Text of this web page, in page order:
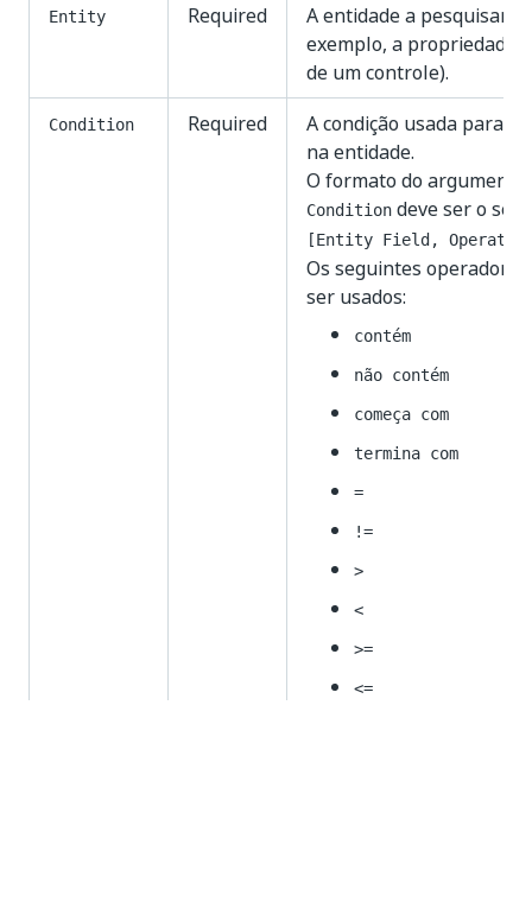
Entity Required
A entidade a pesquisar
exemplo, a propriedade
de um controle).
Condition Required
A condição usada para
na entidade.
O formato do argumento
Condition deve ser o
[Entity Field,
Os seguintes
ser usados:
contém
não contém
começa com
termina com
=
!=
>
<
>=
<=